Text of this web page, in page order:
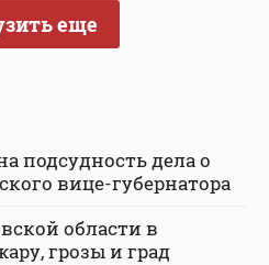
еще
подсудность дела о
вице-губернатора
области в
грозы и град